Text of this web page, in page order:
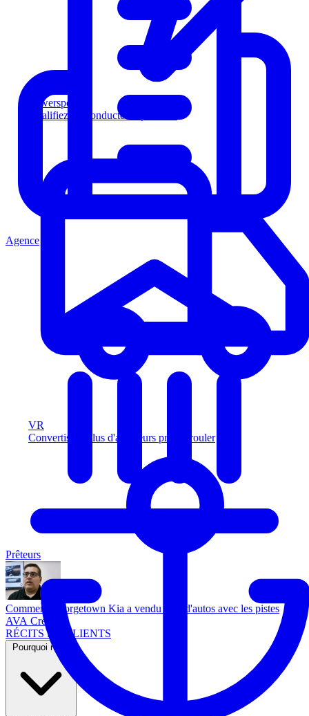
Powersports
Qualifiez les conducteurs plus vite
VR
Convertissez plus d'acheteurs prêts à rouler
Agence
Prêteurs
Comment Georgetown Kia a vendu plus d'autos avec les pistes
AVA Credit
RÉCITS DE CLIENTS
Pourquoi nous